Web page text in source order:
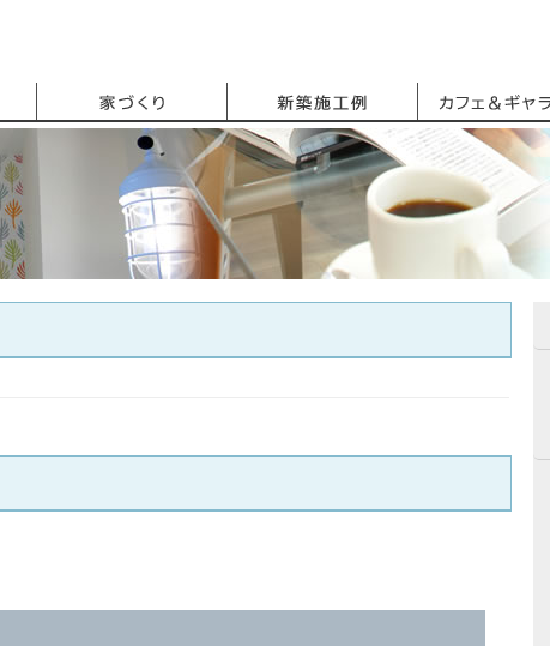
暮らし工房 家づくり 新築施工事例